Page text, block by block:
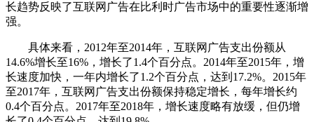
长趋势反映了互联网广告在比利时广告市场中的重要性逐渐增
强。
具体来看，2012年至2014年，互联网广告支出份额从
14.6%增长至16%，增长了1.4个百分点。2014年至2015年，增
长速度加快，一年内增长了1.2个百分点，达到17.2%。2015年
至2017年，互联网广告支出份额保持稳定增长，每年增长约
0.4个百分点。2017年至2018年，增长速度略有放缓，但仍增